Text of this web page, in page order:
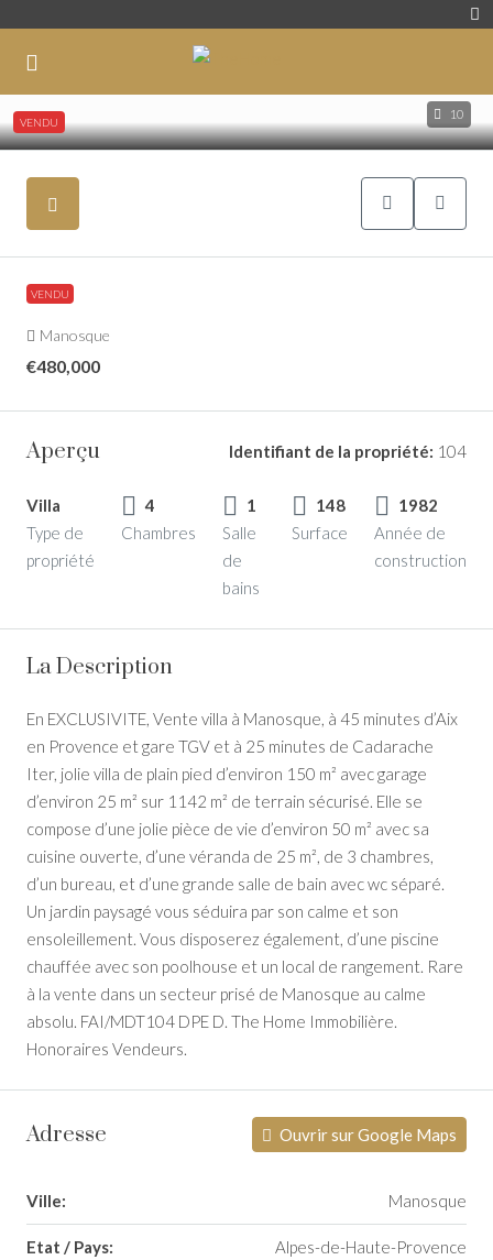
10
VENDU
VENDU
Manosque
€480,000
Aperçu Identifiant de la propriété: 104
Villa
Type de
propriété
4
Chambres
1
Salle
de
bains
148
Surface
1982
Année de
construction
La Description
En EXCLUSIVITE, Vente villa à Manosque, à 45 minutes d’Aix
en Provence et gare TGV et à 25 minutes de Cadarache
Iter, jolie villa de plain pied d’environ 150 m² avec garage
d’environ 25 m² sur 1142 m² de terrain sécurisé. Elle se
compose d’une jolie pièce de vie d’environ 50 m² avec sa
cuisine ouverte, d’une véranda de 25 m², de 3 chambres,
d’un bureau, et d’une grande salle de bain avec wc séparé.
Un jardin paysagé vous séduira par son calme et son
ensoleillement. Vous disposerez également, d’une piscine
chauffée avec son poolhouse et un local de rangement. Rare
à la vente dans un secteur prisé de Manosque au calme
absolu. FAI/MDT104 DPE D. The Home Immobilière.
Honoraires Vendeurs.
Adresse Ouvrir sur Google Maps
Ville: Manosque
Etat / Pays: Alpes-de-Haute-Provence